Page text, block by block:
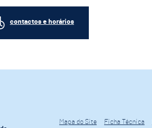
contactos e horários
Mapa do Site Ficha Técnica